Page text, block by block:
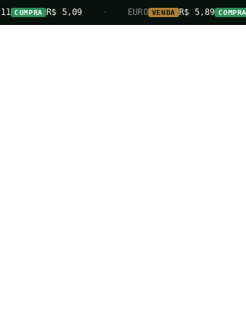
COMPRA R$ 5,09 EURO VENDA R$ 5,89 COMPRA